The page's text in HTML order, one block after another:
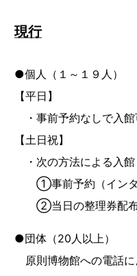
現行
●個人（１～１９人）
【平日】
・事前予約なしで入
【土日祝】
・次の方法による入館
①事前予約（インタ
②当日の整理券配
●団体（20人以上）
原則博物館への電話に